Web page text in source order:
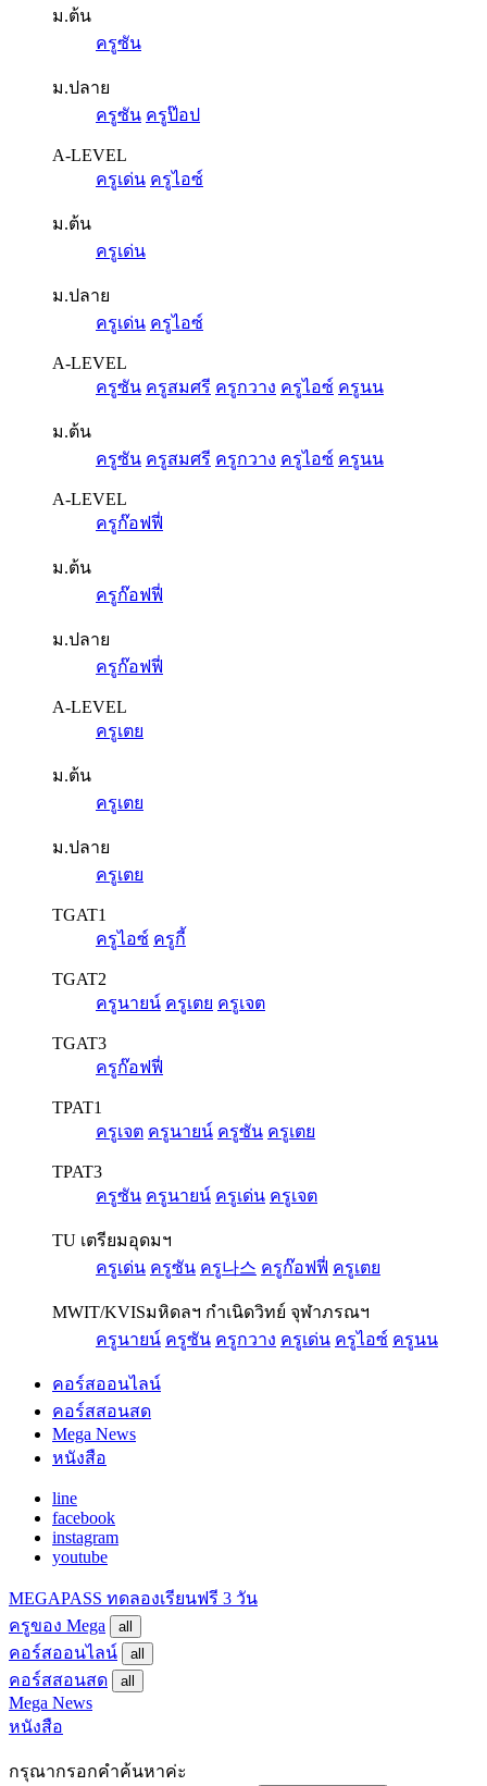
ม.ต้น
ครูซัน
ม.ปลาย
ครูซัน ครูป๊อป
A-LEVEL
ครูเด่น ครูไอซ์
ม.ต้น
ครูเด่น
ม.ปลาย
ครูเด่น ครูไอซ์
A-LEVEL
ครูซัน ครูสมศรี ครูกวาง ครูไอซ์ ครูนน
ม.ต้น
ครูซัน ครูสมศรี ครูกวาง ครูไอซ์ ครูนน
A-LEVEL
ครูก๊อฟฟี่
ม.ต้น
ครูก๊อฟฟี่
ม.ปลาย
ครูก๊อฟฟี่
A-LEVEL
ครูเตย
ม.ต้น
ครูเตย
ม.ปลาย
ครูเตย
TGAT1
ครูไอซ์ ครูกี้
TGAT2
ครูนายน์ ครูเตย ครูเจต
TGAT3
ครูก๊อฟฟี่
TPAT1
ครูเจต ครูนายน์ ครูซัน ครูเตย
TPAT3
ครูซัน ครูนายน์ ครูเด่น ครูเจต
TU เตรียมอุดมฯ
ครูเด่น ครูซัน ครู나스 ครูก๊อฟฟี่ ครูเตย
MWIT/KVISมหิดลฯ กำเนิดวิทย์ จุฬาภรณฯ
ครูนายน์ ครูซัน ครูกวาง ครูเด่น ครูไอซ์ ครูนน
คอร์สออนไลน์
คอร์สสอนสด
Mega News
หนังสือ
line
facebook
instagram
youtube
MEGAPASS ทดลองเรียนฟรี 3 วัน
ครูของ Mega
all
คอร์สออนไลน์ all
คอร์สสอนสด all
Mega News
หนังสือ
กรุณากรอกคำค้นหาค่ะ